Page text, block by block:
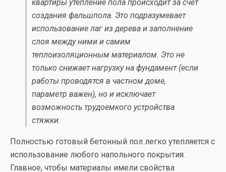
квартиры утепление пола происходит за счет
создания фальшпола. Это подразумевает
использование лаг из дерева и заполнение
слоя между ними и самим
теплоизоляционным материалом. Это не
только снижает нагрузку на фундамент (если
работы проводятся в частном доме,
параметр важен), но и исключает
возможность трудоемкого устройства
стяжки.
Полностью готовый бетонный пол легко утепляется с
использование любого напольного покрытия.
Главное, чтобы материалы имели свойства